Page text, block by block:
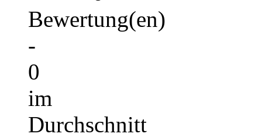
Bewertung(en)
-
0
im
Durchschnitt